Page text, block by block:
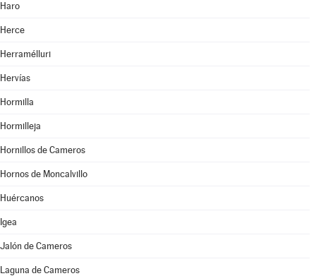
Haro
Herce
Herramélluri
Hervías
Hormilla
Hormilleja
Hornillos de Cameros
Hornos de Moncalvillo
Huércanos
Igea
Jalón de Cameros
Laguna de Cameros